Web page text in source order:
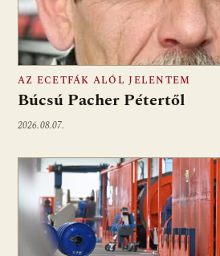
AZ ECETFÁK ALÓL JELENTEM
Búcsú Pacher Pétertől
2026.08.07.